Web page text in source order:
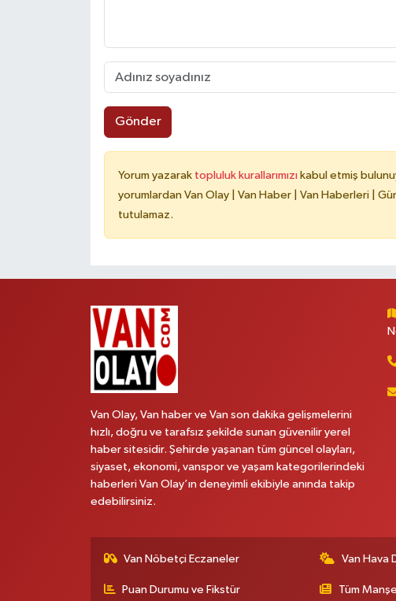
Gönder
Yorum yazarak topluluk kurallarımızı kabul etmiş
yorumlardan Van Olay | Van Haber | Van Haberleri |
tutulamaz.
Van Olay, Van haber ve Van son dakika gelişmelerini
hızlı, doğru ve tarafsız şekilde sunan güvenilir yerel
haber sitesidir. Şehirde yaşanan tüm güncel olayları,
siyaset, ekonomi, vanspor ve yaşam kategorilerindeki
haberleri Van Olay’ın deneyimli ekibiyle anında takip
edebilirsiniz.
Van Nöbetçi Eczaneler Van Hava
Puan Durumu ve Fikstür Tüm